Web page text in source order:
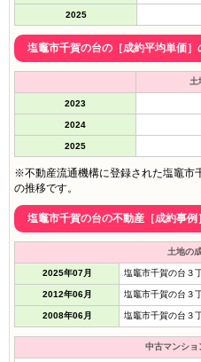
2025
塩竈市千賀の台の［成約平均単価］
土
2023
2024
2025
※不動産流通機構に登録された塩竈市
の推移です。
塩竈市千賀の台の不動産［成約事例］
土地の
2025年07月 塩竈市千賀の台３
2012年06月 塩竈市千賀の台３
2008年06月 塩竈市千賀の台３
中古マンショ